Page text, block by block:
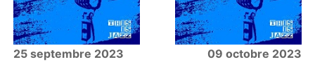
25 septembre 2023 09 octobre 2023